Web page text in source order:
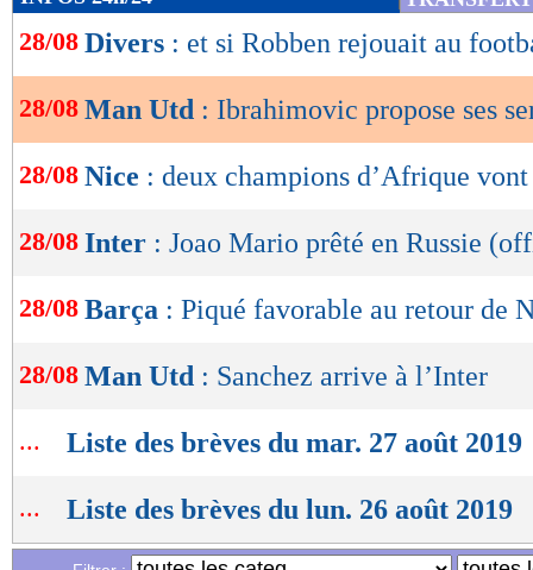
de
lecture
OK
28/08 Divers : et si Robben rejouait au
28/08 Man Utd : Ibrahimovic propose ses
28/08 Nice : deux champions d’Afrique
28/08 Inter : Joao Mario prêté en Russie
28/08 Barça : Piqué favorable au retour de
28/08 Man Utd : Sanchez arrive à l’Inter
... Liste des brèves du mar. 27 août 2019
... Liste des brèves du lun. 26 août 2019